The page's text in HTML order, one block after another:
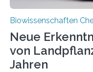
Biowissenschaften
Neue
von
Jahren